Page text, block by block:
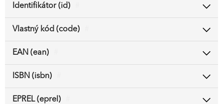
Identifikátor (id)
Vlastný kód (code)
EAN (ean)
ISBN (isbn)
EPREL (eprel)